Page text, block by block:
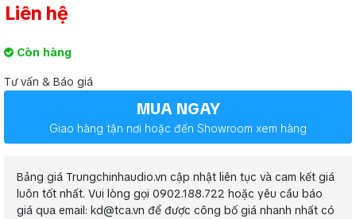
Liên hệ
Còn hàng
Tư vấn & Báo giá
MUA NGAY
Giao hàng tận nơi hoặc đến Showroom xem hàng
Bảng giá Trungchinhaudio.vn cập nhật liên tục và cam kết giá
luôn tốt nhất. Vui lòng gọi 0902.188.722 hoặc yêu cầu báo
giá qua email: kd@tca.vn để được công bố giá nhanh nhất có